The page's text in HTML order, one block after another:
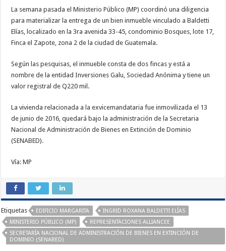
La semana pasada el Ministerio Público (MP) coordinó una diligencia
para materializar la entrega de un bien inmueble vinculado a Baldetti
Elías, localizado en la 3ra avenida 33-45, condominio Bosques, lote 17,
Finca el Zapote, zona 2 de la ciudad de Guatemala.
Según las pesquisas, el inmueble consta de dos fincas y está a
nombre de la entidad Inversiones Galu, Sociedad Anónima y tiene un
valor registral de Q220 mil.
La vivienda relacionada a la exvicemandataria fue inmovilizada el 13
de junio de 2016, quedará bajo la administración de la Secretaria
Nacional de Administración de Bienes en Extinción de Dominio
(SENABED).
Vía: MP
Etiquetas EDIFICIO MARGARITA
INGRID ROXANA BALDETTI ELÍAS
MINISTERIO PÚBLICO (MP)
REPRESENTACIONES ALLIANCEE
SECRETARÍA NACIONAL DE ADMINISTRACIÓN DE BIENES EN EXTINCIÓN DE
DOMINIO (SENABED)